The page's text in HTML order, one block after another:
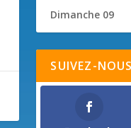
Dimanche 09
SUIVEZ-NOUS